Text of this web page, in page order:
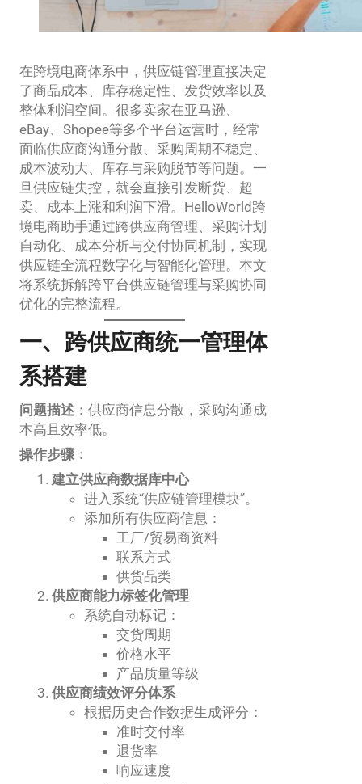
在跨境电商体系中，供应链管理直接决定
了商品成本、库存稳定性、发货效率以及
整体利润空间。很多卖家在亚马逊、
eBay、Shopee等多个平台运营时，经常
面临供应商沟通分散、采购周期不稳定、
成本波动大、库存与采购脱节等问题。一
旦供应链失控，就会直接引发断货、超
卖、成本上涨和利润下滑。HelloWorld跨
境电商助手通过跨供应商管理、采购计划
自动化、成本分析与交付协同机制，实现
供应链全流程数字化与智能化管理。本文
将系统拆解跨平台供应链管理与采购协同
优化的完整流程。
一、跨供应商统一管理体
系搭建
问题描述 ：供应商信息分散，采购沟通成
本高且效率低。
操作步骤 ：
建立供应商数据库中心
进入系统“供应链管理模块”。
添加所有供应商信息：
工厂/贸易商资料
联系方式
供货品类
供应商能力标签化管理
系统自动标记：
交货周期
价格水平
产品质量等级
供应商绩效评分体系
根据历史合作数据生成评分：
准时交付率
退货率
响应速度